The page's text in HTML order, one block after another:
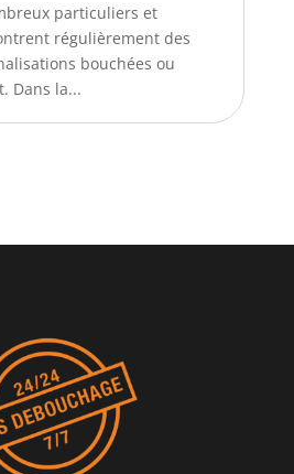
particuliers et
régulièrement des
bouchées ou
Dans la...